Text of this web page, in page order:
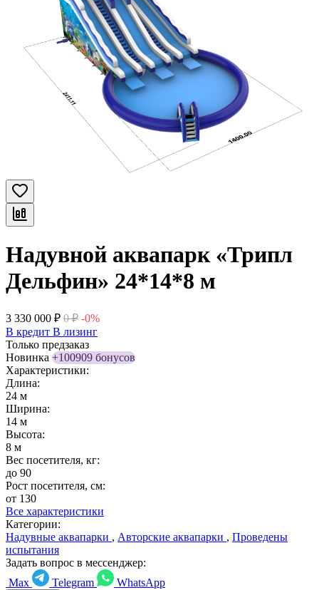
Надувной аквапарк «Трипл
Дельфин» 24*14*8 м
3 330 000 ₽ 0 ₽ -0%
В кредит В лизинг
Только предзаказ
Новинка +100909 бонусов
Характеристики:
Длина:
24 м
Ширина:
14 м
Высота:
8 м
Вес посетителя, кг:
до 90
Рост посетителя, см:
от 130
Все характеристики
Категории:
Надувные аквапарки , Авторские аквапарки , Проведены
испытания
Задать вопрос в мессенджер:
Max
Telegram WhatsApp